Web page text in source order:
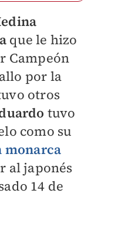
que le hizo
Campeón
por la
otros
tuvo
como su
monarca
al japonés
14 de